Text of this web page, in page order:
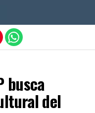
busca
del
móvil